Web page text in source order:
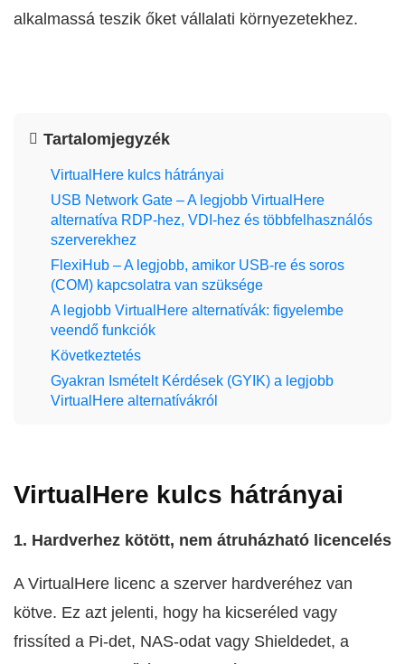
alkalmassá teszik őket vállalati környezetekhez.
Tartalomjegyzék
VirtualHere kulcs hátrányai
USB Network Gate – A legjobb VirtualHere
alternatíva RDP-hez, VDI-hez és többfelhasználós
szerverekhez
FlexiHub – A legjobb, amikor USB-re és soros
(COM) kapcsolatra van szüksége
A legjobb VirtualHere alternatívák: figyelembe
veendő funkciók
Következtetés
Gyakran Ismételt Kérdések (GYIK) a legjobb
VirtualHere alternatívákról
VirtualHere kulcs hátrányai
1. Hardverhez kötött, nem átruházható licencelés
A VirtualHere licenc a szerver hardveréhez van
kötve. Ez azt jelenti, hogy ha kicseréled vagy
frissíted a Pi-det, NAS-odat vagy Shieldedet, a